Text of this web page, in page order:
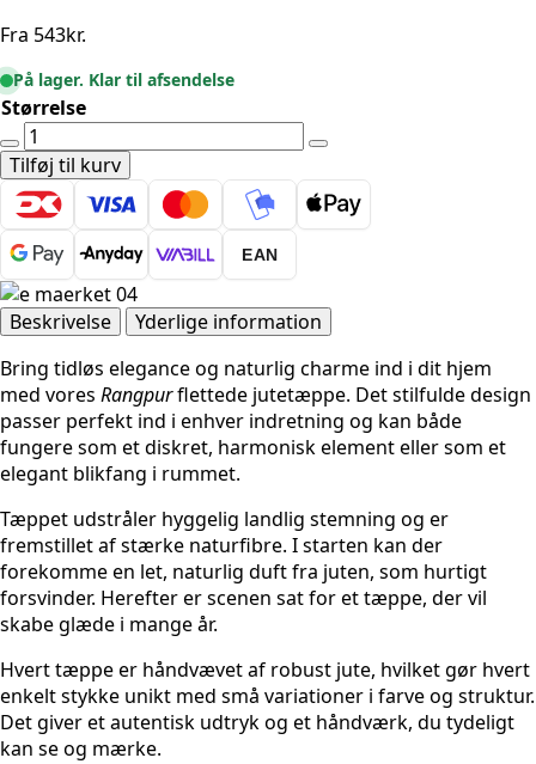
Fra 543kr.
På lager. Klar til afsendelse
Størrelse
Jute
flettet
tæppe
Rund
Rangpur
Hvid
antal
Tilføj til kurv
EAN
Beskrivelse
Yderlige information
Bring tidløs elegance og naturlig charme ind i dit hjem
med vores Rangpurflettede jutetæppe. Det stilfulde design
passer perfekt ind i enhver indretning og kan både
fungere som et diskret, harmonisk element eller som et
elegant blikfang i rummet.
Tæppet udstråler hyggelig landlig stemning og er
fremstillet af stærke naturfibre. I starten kan der
forekomme en let, naturlig duft fra juten, som hurtigt
forsvinder. Herefter er scenen sat for et tæppe, der vil
skabe glæde i mange år.
Hvert tæppe er håndvævet af robust jute, hvilket gør hvert
enkelt stykke unikt med små variationer i farve og struktur.
Det giver et autentisk udtryk og et håndværk, du tydeligt
kan se og mærke.